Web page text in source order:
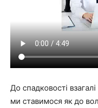
До спадковості
ми ставимося як до